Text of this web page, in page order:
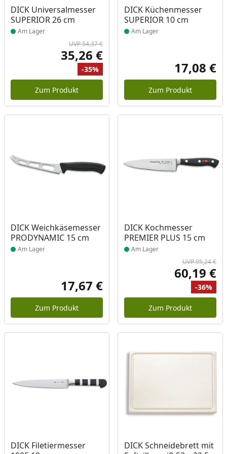
DICK Universalmesser
SUPERIOR 26 cm
Produkt am Lager
Am Lager
Ursprünglicher Preis
UVP 54,37 €
Aktueller Preis
35,26 €
Rabatt
-35%
Zum Produkt
DICK Küchenmesser
SUPERIOR 10 cm
Produkt am Lager
Am Lager
17,08 €
Zum Produkt
DICK Weichkäsemesser
PRODYNAMIC 15 cm
Produkt am Lager
Am Lager
Aktueller Preis
17,67 €
Zum Produkt
DICK Kochmesser
PREMIER PLUS 15 cm
Produkt am Lager
Am Lager
UVP 95,24 €
60,19 €
-36%
Zum Produkt
DICK Filetiermesser
Produkt am Lager
DICK Schneidebrett mit
Produkt am Lager